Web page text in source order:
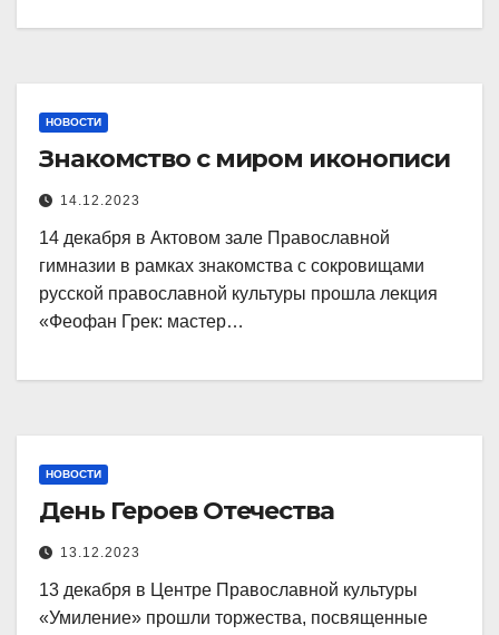
НОВОСТИ
Знакомство с миром иконописи
14.12.2023
14 декабря в Актовом зале Православной
гимназии в рамках знакомства с сокровищами
русской православной культуры прошла лекция
«Феофан Грек: мастер…
НОВОСТИ
День Героев Отечества
13.12.2023
13 декабря в Центре Православной культуры
«Умиление» прошли торжества, посвященные